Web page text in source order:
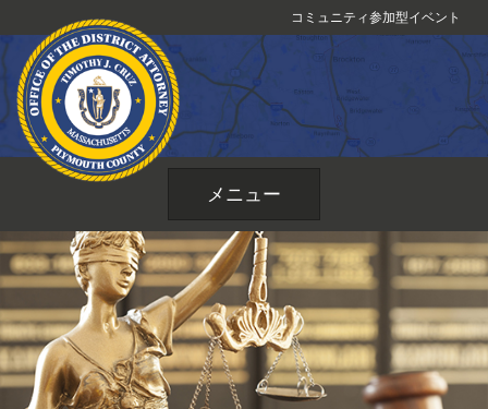
ン
テ
ツ
プ
コミュニティ参加型イベント
メニュー